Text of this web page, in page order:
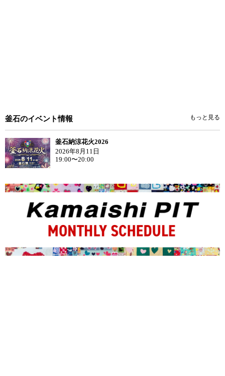
釜石のイベント情報 もっと見る
釜石納涼花火2026
2026年8月11日
19:00〜20:00